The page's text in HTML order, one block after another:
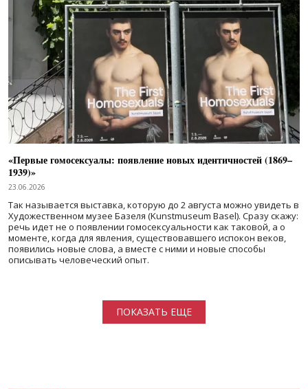
«Первые гомосексуалы: появление новых идентичностей (1869–
1939)»
23.06.2026
Так называется выставка, которую до 2 августа можно увидеть в
Художественном музее Базеля (Kunstmuseum Basel). Сразу скажу:
речь идет не о появлении гомосексуальности как таковой, а о
моменте, когда для явления, существовавшего испокон веков,
появились новые слова, а вместе с ними и новые способы
описывать человеческий опыт.
ПОКАЗАТЬ ЕЩЕ